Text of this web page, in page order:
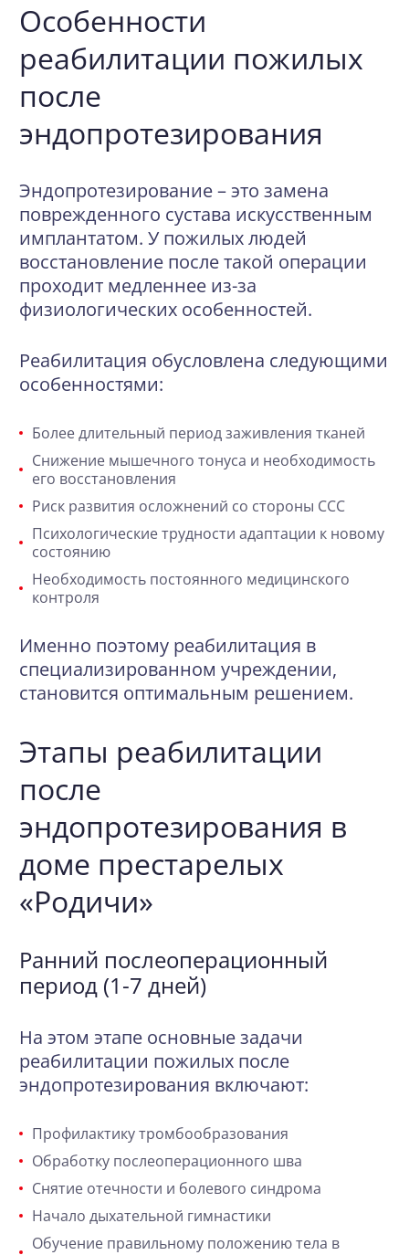
Особенности
реабилитации пожилых
после
эндопротезирования
Эндопротезирование – это замена
поврежденного сустава искусственным
имплантатом. У пожилых людей
восстановление после такой операции
проходит медленнее из-за
физиологических особенностей.
Реабилитация обусловлена следующими
особенностями:
Более длительный период заживления тканей
Снижение мышечного тонуса и необходимость
его восстановления
Риск развития осложнений со стороны ССС
Психологические трудности адаптации к новому
состоянию
Необходимость постоянного медицинского
контроля
Именно поэтому реабилитация в
специализированном учреждении,
становится оптимальным решением.
Этапы реабилитации
после
эндопротезирования в
доме престарелых
«Родичи»
Ранний послеоперационный
период (1-7 дней)
На этом этапе основные задачи
реабилитации пожилых после
эндопротезирования включают:
Профилактику тромбообразования
Обработку послеоперационного шва
Снятие отечности и болевого синдрома
Начало дыхательной гимнастики
Обучение правильному положению тела в